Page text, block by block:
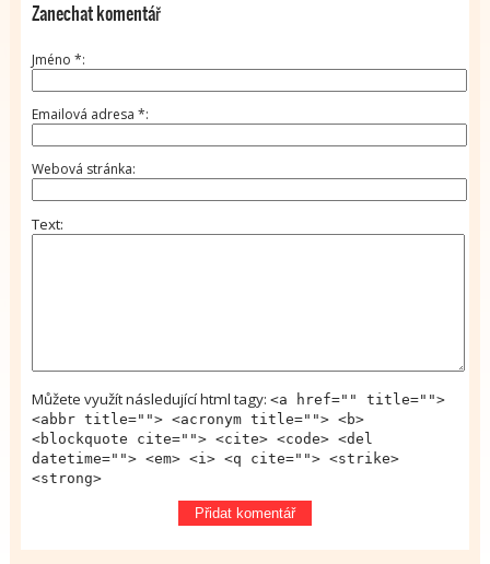
Zanechat komentář
Jméno *
Emailová adresa *
Webová stránka
Text
Můžete využít následující html tagy: <a href="" title="">
<abbr title=""> <acronym title=""> <b>
<blockquote cite=""> <cite> <code> <del
datetime=""> <em> <i> <q cite=""> <strike>
<strong>